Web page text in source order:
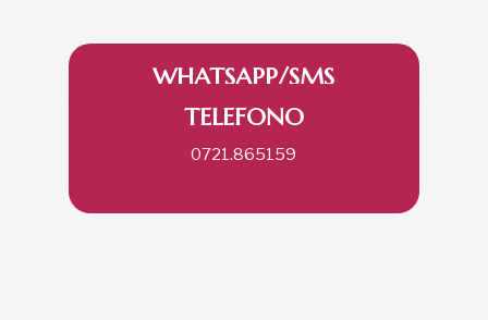
WHATSAPP/SMS
335.258290
TELEFONO
0721.865159